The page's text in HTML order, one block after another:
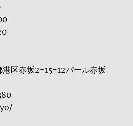
区赤坂2-15-12パール赤坂